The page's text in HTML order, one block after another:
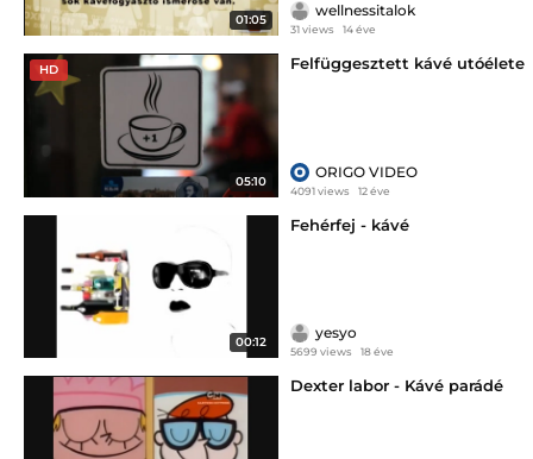
01:05
wellnessitalok
31 views 14 éve
HD
05:10
Felfüggesztett kávé utóélete
ORIGO VIDEO
4091 views 12 éve
00:12
Fehérfej - kávé
yesyo
5699 views 18 éve
Dexter labor - Kávé parádé